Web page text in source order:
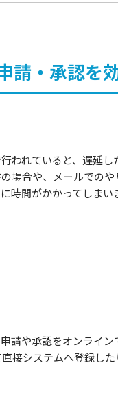
請・承認を
われていると、遅延し
場合や、メールでのや
時間がかかってしまい
請や承認をオンライ
接システムへ登録し